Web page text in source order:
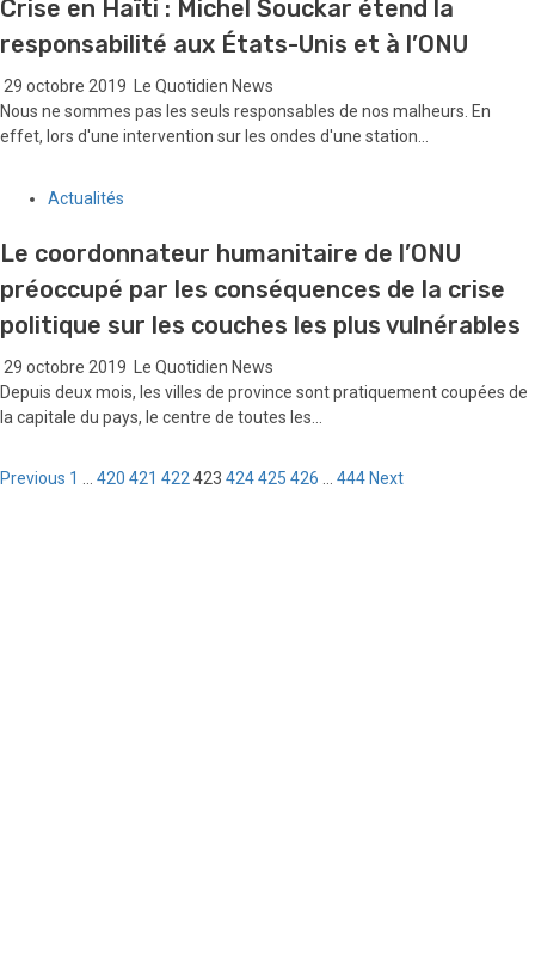
Crise en Haïti : Michel Souckar étend la
responsabilité aux États-Unis et à l’ONU
29 octobre 2019
Le Quotidien News
Nous ne sommes pas les seuls responsables de nos malheurs. En
effet, lors d'une intervention sur les ondes d'une station...
Actualités
Le coordonnateur humanitaire de l’ONU
préoccupé par les conséquences de la crise
politique sur les couches les plus vulnérables
29 octobre 2019
Le Quotidien News
Depuis deux mois, les villes de province sont pratiquement coupées de
la capitale du pays, le centre de toutes les...
Pagination
Previous 1 420 421 422 423 424425 426 444 Next